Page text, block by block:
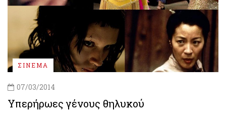
ΣΙΝΕΜΑ
07/03/2014
Υπερήρωες γένους θηλυκού